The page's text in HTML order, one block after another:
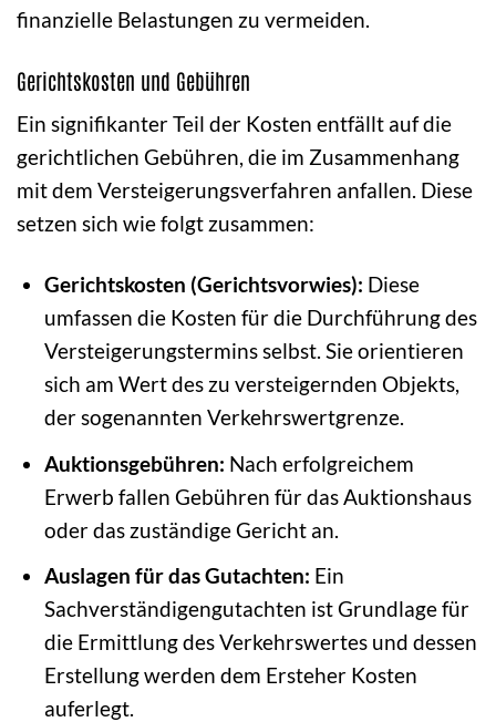
finanzielle Belastungen zu vermeiden.
Gerichtskosten und Gebühren
Ein signifikanter Teil der Kosten entfällt auf die
gerichtlichen Gebühren, die im Zusammenhang
mit dem Versteigerungsverfahren anfallen. Diese
setzen sich wie folgt zusammen:
Gerichtskosten (Gerichtsvorwies): Diese
umfassen die Kosten für die Durchführung des
Versteigerungstermins selbst. Sie orientieren
sich am Wert des zu versteigernden Objekts,
der sogenannten Verkehrswertgrenze.
Auktionsgebühren: Nach erfolgreichem
Erwerb fallen Gebühren für das Auktionshaus
oder das zuständige Gericht an.
Auslagen für das Gutachten: Ein
Sachverständigengutachten ist Grundlage für
die Ermittlung des Verkehrswertes und dessen
Erstellung werden dem Ersteher Kosten
auferlegt.